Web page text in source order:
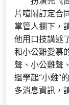
片喧鬧訂定合
掌管人攔下，
他用口技講述
和小公雞愛慕
聲、小公雞聲
還學起“小雞”
多消息資訊，